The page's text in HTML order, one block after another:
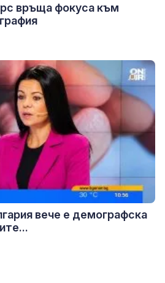
връща фокуса към
вече е демографска